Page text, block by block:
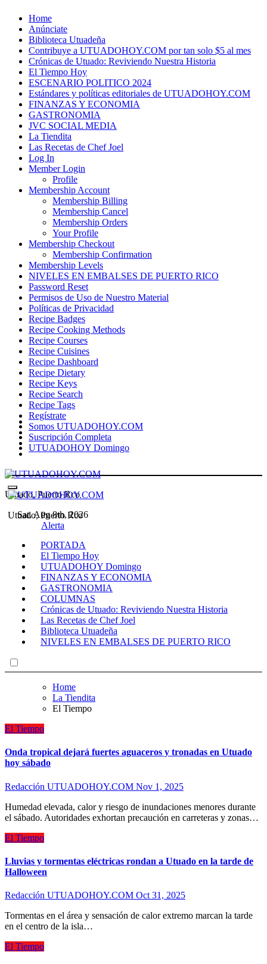
Skip
content
Home
Anúnciate
Biblioteca Utuadeña
Contribuye a UTUADOHOY.COM por tan solo $5 al mes
Crónicas de Utuado: Reviviendo Nuestra Historia
El Tiempo Hoy
ESCENARIO POLITICO 2024
Estándares y políticas editoriales de UTUADOHOY.COM
FINANZAS Y ECONOMIA
GASTRONOMIA
JVC SOCIAL MEDIA
La Tiendita
Las Recetas de Chef Joel
Log In
Member Login
Profile
Membership Account
Membership Billing
Membership Cancel
Membership Orders
Your Profile
Membership Checkout
Membership Confirmation
Membership Levels
NIVELES EN EMBALSES DE PUERTO RICO
Password Reset
Permisos de Uso de Nuestro Material
Políticas de Privacidad
Recipe Badges
Recipe Cooking Methods
Recipe Courses
Recipe Cuisines
Recipe Dashboard
Recipe Dietary
Recipe Keys
Recipe Search
Recipe Tags
Regístrate
Somos UTUADOHOY.COM
Suscripción Completa
UTUADOHOY Domingo
Utuado, Puerto Rco
Sat. Aug 8th, 2026
Alerta
Utuado, Puerto Rco
PORTADA
El Tiempo Hoy
UTUADOHOY Domingo
FINANZAS Y ECONOMIA
GASTRONOMIA
COLUMNAS
Crónicas de Utuado: Reviviendo Nuestra Historia
Las Recetas de Chef Joel
Biblioteca Utuadeña
NIVELES EN EMBALSES DE PUERTO RICO
Home
La Tiendita
El Tiempo
El Tiempo
Onda tropical dejará fuertes aguaceros y tronadas en Utuado
hoy sábado
Redacción UTUADOHOY.COM Nov 1, 2025
Humedad elevada, calor y riesgo de inundaciones menores durante
el sábado. Autoridades exhortan precaución en carreteras y zonas…
El Tiempo
Lluvias y tormentas eléctricas rondan a Utuado en la tarde de
Halloween
Redacción UTUADOHOY.COM Oct 31, 2025
Tormentas en el área y sensación de calor extremo marcan la tarde
en el centro de la isla…
El Tiempo